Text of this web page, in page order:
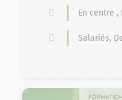
En centre
Salariés,